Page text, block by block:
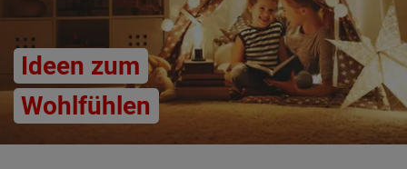
Ideen zum
Wohlfühlen